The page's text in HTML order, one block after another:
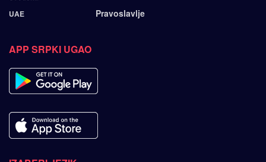
UAE
Pravoslavlje
APP SRPKI UGAO